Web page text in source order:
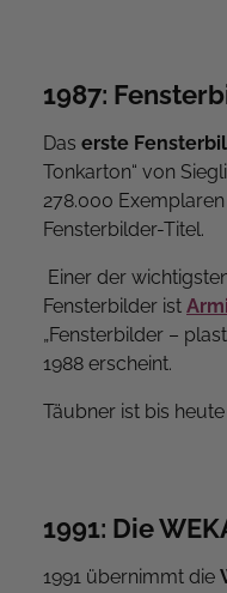
1987:
Das erste
Tonkarton“ von
278.000
Fensterbilder-Titel.
Einer der
Fensterbilder ist
„Fensterbilder –
1988 erscheint.
Täubner ist bis
1991: Die
1991 übernimmt die